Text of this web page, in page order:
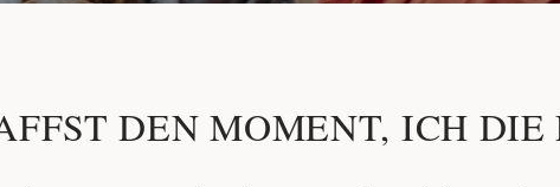
DEN MOMENT, ICH DIE